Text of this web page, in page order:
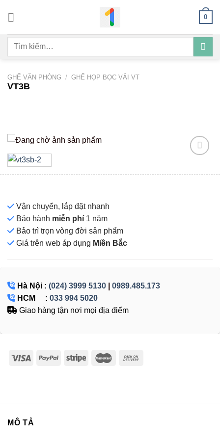
dung
0
Tìm
GHẾ VĂN PHÒNG / GHẾ HỌP BỌC VẢI VT
VT3B
Vận chuyển, lắp đặt nhanh
Bảo hành miễn phí 1 năm
Bảo trì trọn vòng đời sản phẩm
Giá trên web áp dụng Miền Bắc
Hà Nội : (024) 3999 5130
0989.485.173
HCM : 033 994 5020
Giao hàng tận nơi mọi địa điểm
MÔ TẢ